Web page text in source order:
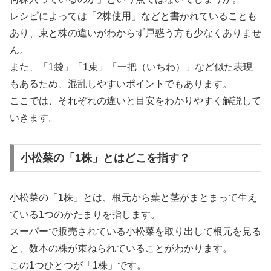
レシピによっては「2株使用」などと書かれていることも
あり、束と株の違いがわからず戸惑う方も少なくありませ
ん。
また、「1袋」「1束」「一把（いちわ）」など似た表現
もあるため、混乱しやすいポイントでもあります。
ここでは、それぞれの違いと目安をわかりやすく解説して
いきます。
小松菜の「1株」とはどこを指す？
小松菜の「1株」とは、根元から葉と茎がまとまって生え
ている1つのかたまりを指します。
スーパーで販売されている小松菜を取り出して根元を見る
と、数本の株が束ねられていることがわかります。
この1つひとつが「1株」です。